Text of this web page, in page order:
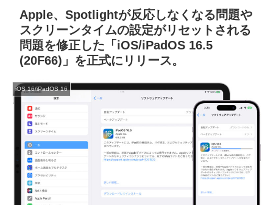
Apple、Spotlightが反応しなくなる問題や
スクリーンタイムの設定がリセットされる
問題を修正した「iOS/iPadOS 16.5
(20F66)」を正式にリリース。
iOS 16/iPadOS 16